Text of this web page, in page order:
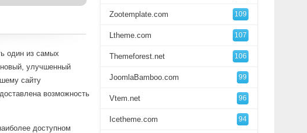
один из самых
улучшенный
сайту
возможность
доступном
Zootemplate.com 109
Ltheme.com 107
Themeforest.net 106
JoomlaBamboo.com 99
Vtem.net 96
Icetheme.com 94